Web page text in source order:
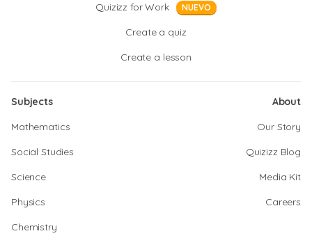
Quizizz for Work NUEVO
Create a quiz
Create a lesson
Subjects
Mathematics
Social Studies
Science
Physics
Chemistry
About
Our Story
Quizizz Blog
Media Kit
Careers